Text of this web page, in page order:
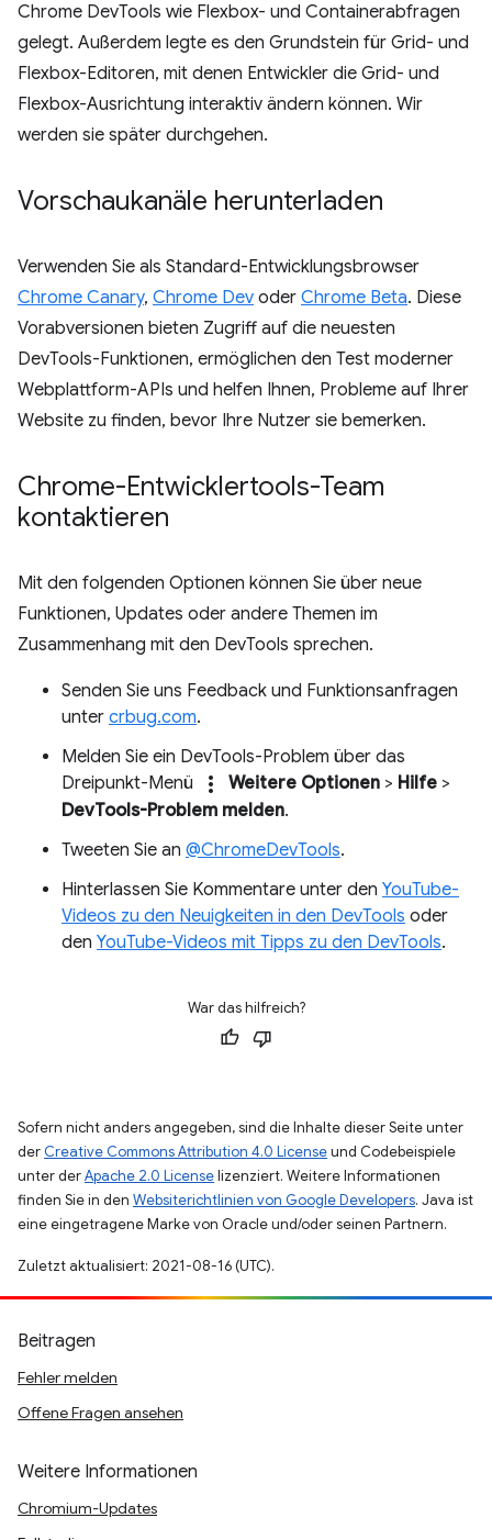
Chrome DevTools wie Flexbox- und Containerabfragen
gelegt. Außerdem legte es den Grundstein für Grid- und
Flexbox-Editoren, mit denen Entwickler die Grid- und
Flexbox-Ausrichtung interaktiv ändern können. Wir
werden sie später durchgehen.
Vorschaukanäle herunterladen
Verwenden Sie als Standard-Entwicklungsbrowser
Chrome Canary, Chrome Dev oder Chrome Beta. Diese
Vorabversionen bieten Zugriff auf die neuesten
DevTools-Funktionen, ermöglichen den Test moderner
Webplattform-APIs und helfen Ihnen, Probleme auf Ihrer
Website zu finden, bevor Ihre Nutzer sie bemerken.
Chrome-Entwicklertools-Team
kontaktieren
Mit den folgenden Optionen können Sie über neue
Funktionen, Updates oder andere Themen im
Zusammenhang mit den DevTools sprechen.
Senden Sie uns Feedback und Funktionsanfragen
unter crbug.com.
Melden Sie ein DevTools-Problem über das
Dreipunkt-Menü
more_vert Weitere Optionen > Hilfe >
DevTools-Problem melden.
Tweeten Sie an @ChromeDevTools.
Hinterlassen Sie Kommentare unter den YouTube-
Videos zu den Neuigkeiten in den DevTools oder
den YouTube-Videos mit Tipps zu den DevTools.
War das hilfreich?
Sofern nicht anders angegeben, sind die Inhalte dieser Seite unter
der Creative Commons Attribution 4.0 Licenseund Codebeispiele
unter derApache 2.0 Licenselizenziert. Weitere Informationen
finden Sie in den Websiterichtlinien von Google Developers. Java ist
eine eingetragene Marke von Oracle und/oder seinen Partnern.
Zuletzt aktualisiert: 2021-08-16 (UTC).
Beitragen
Fehler melden
Offene Fragen ansehen
Weitere Informationen
Chromium-Updates